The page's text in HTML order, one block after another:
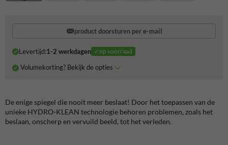
product doorsturen per e-mail
Levertijd:1-2 werkdagen ✓op voorraad
Volumekorting? Bekijk de opties
De enige spiegel die nooit meer beslaat! Door het toepassen van de
unieke HYDRO-KLEAN technologie behoren problemen, zoals het
beslaan, onscherp en vervuild beeld, tot het verleden.